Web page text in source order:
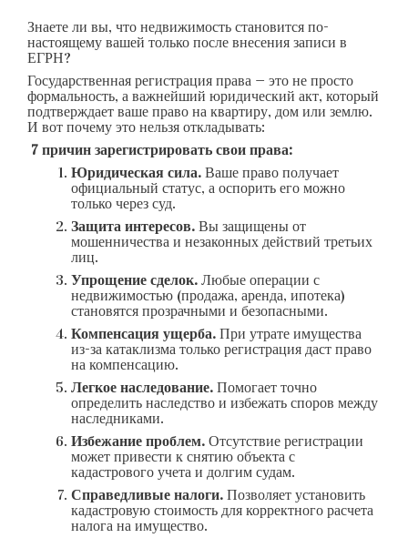
Знаете ли вы, что недвижимость становится по-
настоящему вашей только после внесения записи в
ЕГРН?
Государственная регистрация права — это не просто
формальность, а важнейший юридический акт, который
подтверждает ваше право на квартиру, дом или землю.
И вот почему это нельзя откладывать:
7 причин зарегистрировать свои права:
Юридическая сила. Ваше право получает
официальный статус, а оспорить его можно
только через суд.
Защита интересов. Вы защищены от
мошенничества и незаконных действий третьих
лиц.
Упрощение сделок. Любые операции с
недвижимостью (продажа, аренда, ипотека)
становятся прозрачными и безопасными.
Компенсация ущерба. При утрате имущества
из-за катаклизма только регистрация даст право
на компенсацию.
Легкое наследование. Помогает точно
определить наследство и избежать споров между
наследниками.
Избежание проблем. Отсутствие регистрации
может привести к снятию объекта с
кадастрового учета и долгим судам.
Справедливые налоги. Позволяет установить
кадастровую стоимость для корректного расчета
налога на имущество.